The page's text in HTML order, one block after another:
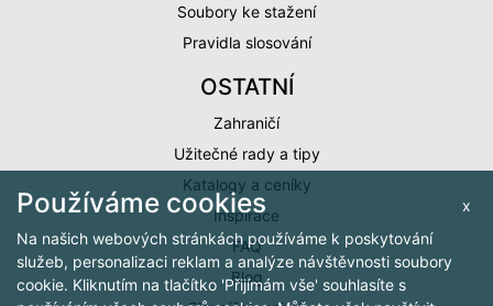
Soubory ke stažení
Pravidla slosování
OSTATNÍ
Zahraničí
Užitečné rady a tipy
Katalogy a ceníky
Inspirace
FAQ
Blog
x
Používáme cookies
Na našich webových stránkách používáme k poskytování
služeb, personalizaci reklam a analýze návštěvnosti soubory
cookie. Kliknutím na tlačítko 'Přijímám vše' souhlasíte s